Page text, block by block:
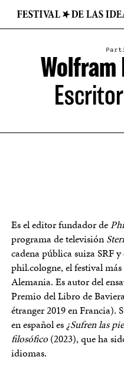
Wolfram
Es el editor fundador de
programa de televisión
cadena pública suiza SRF
phil.cologne, el festival
Alemania. Es autor del
Premio del Libro de
étranger 2019 en Francia).
en español es¿Sufren las
filosófico (2023), que ha
idiomas.